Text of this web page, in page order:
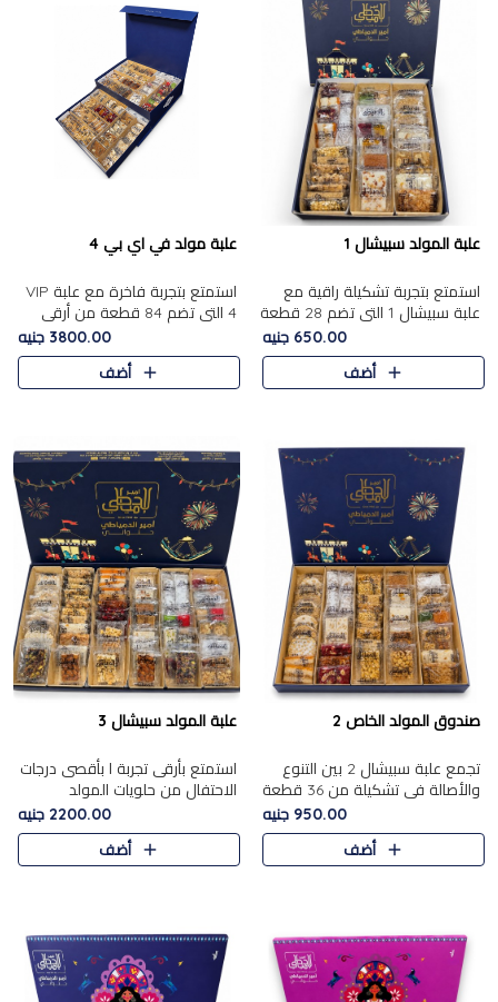
علبة المولد سبيشال 1
استمتع بتجربة تشكيلة راقية مع
علبة سبيشال 1 التي تضم 28 قطعة
من تشكيلة مختارة بعناية من أفخر
حلويات المولد المصرية الأصلية
الشرقية. تحتوي ال..
650.00 جنيه
أضف
علبة مولد في اي بي 4
استمتع بتجربة فاخرة مع علبة VIP
4 التي تضم 84 قطعة من أرقى
حلويات المولد الشرقية، في تشكيلة
غنية تجمع بين الحلويات التقليدية
والمكسرات الفاخرة. تحتوي العلبة
3800.00 جنيه
أضف
صندوق المولد الخاص 2
تجمع علبة سبيشال 2 بين التنوع
والأصالة في تشكيلة من 36 قطعة
تضم أشهر حلويات المولد الشرقية.
تحتوي العلبة على الجزرية بالفول،
والجزرية بالبن..
950.00 جنيه
أضف
علبة المولد سبيشال 3
استمتع بأرقى تجربة ا بأقصى درجات
الاحتفال من حلويات المولد
المصريه الأصيلة مع هذه الفخامة
مع علبة سبيشال 3 التي تضم 56
قطعة من تشكيلة استثن..
2200.00 جنيه
أضف